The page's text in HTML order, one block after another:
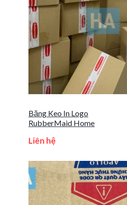
Băng Keo In Logo
RubberMaid Home
Liên hệ